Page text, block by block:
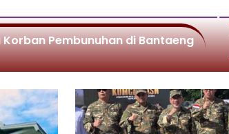
Pembunuhan di Bantaeng